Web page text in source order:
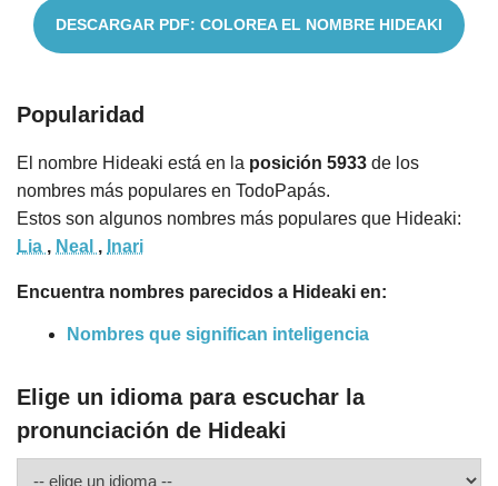
DESCARGAR PDF: COLOREA EL NOMBRE HIDEAKI
Popularidad
El nombre Hideaki está en la posición 5933 de los
nombres más populares en TodoPapás.
Estos son algunos nombres más populares que Hideaki:
Lia , Neal , Inari
Encuentra nombres parecidos a Hideaki en:
Nombres que significan inteligencia
Elige un idioma para escuchar la
pronunciación de Hideaki